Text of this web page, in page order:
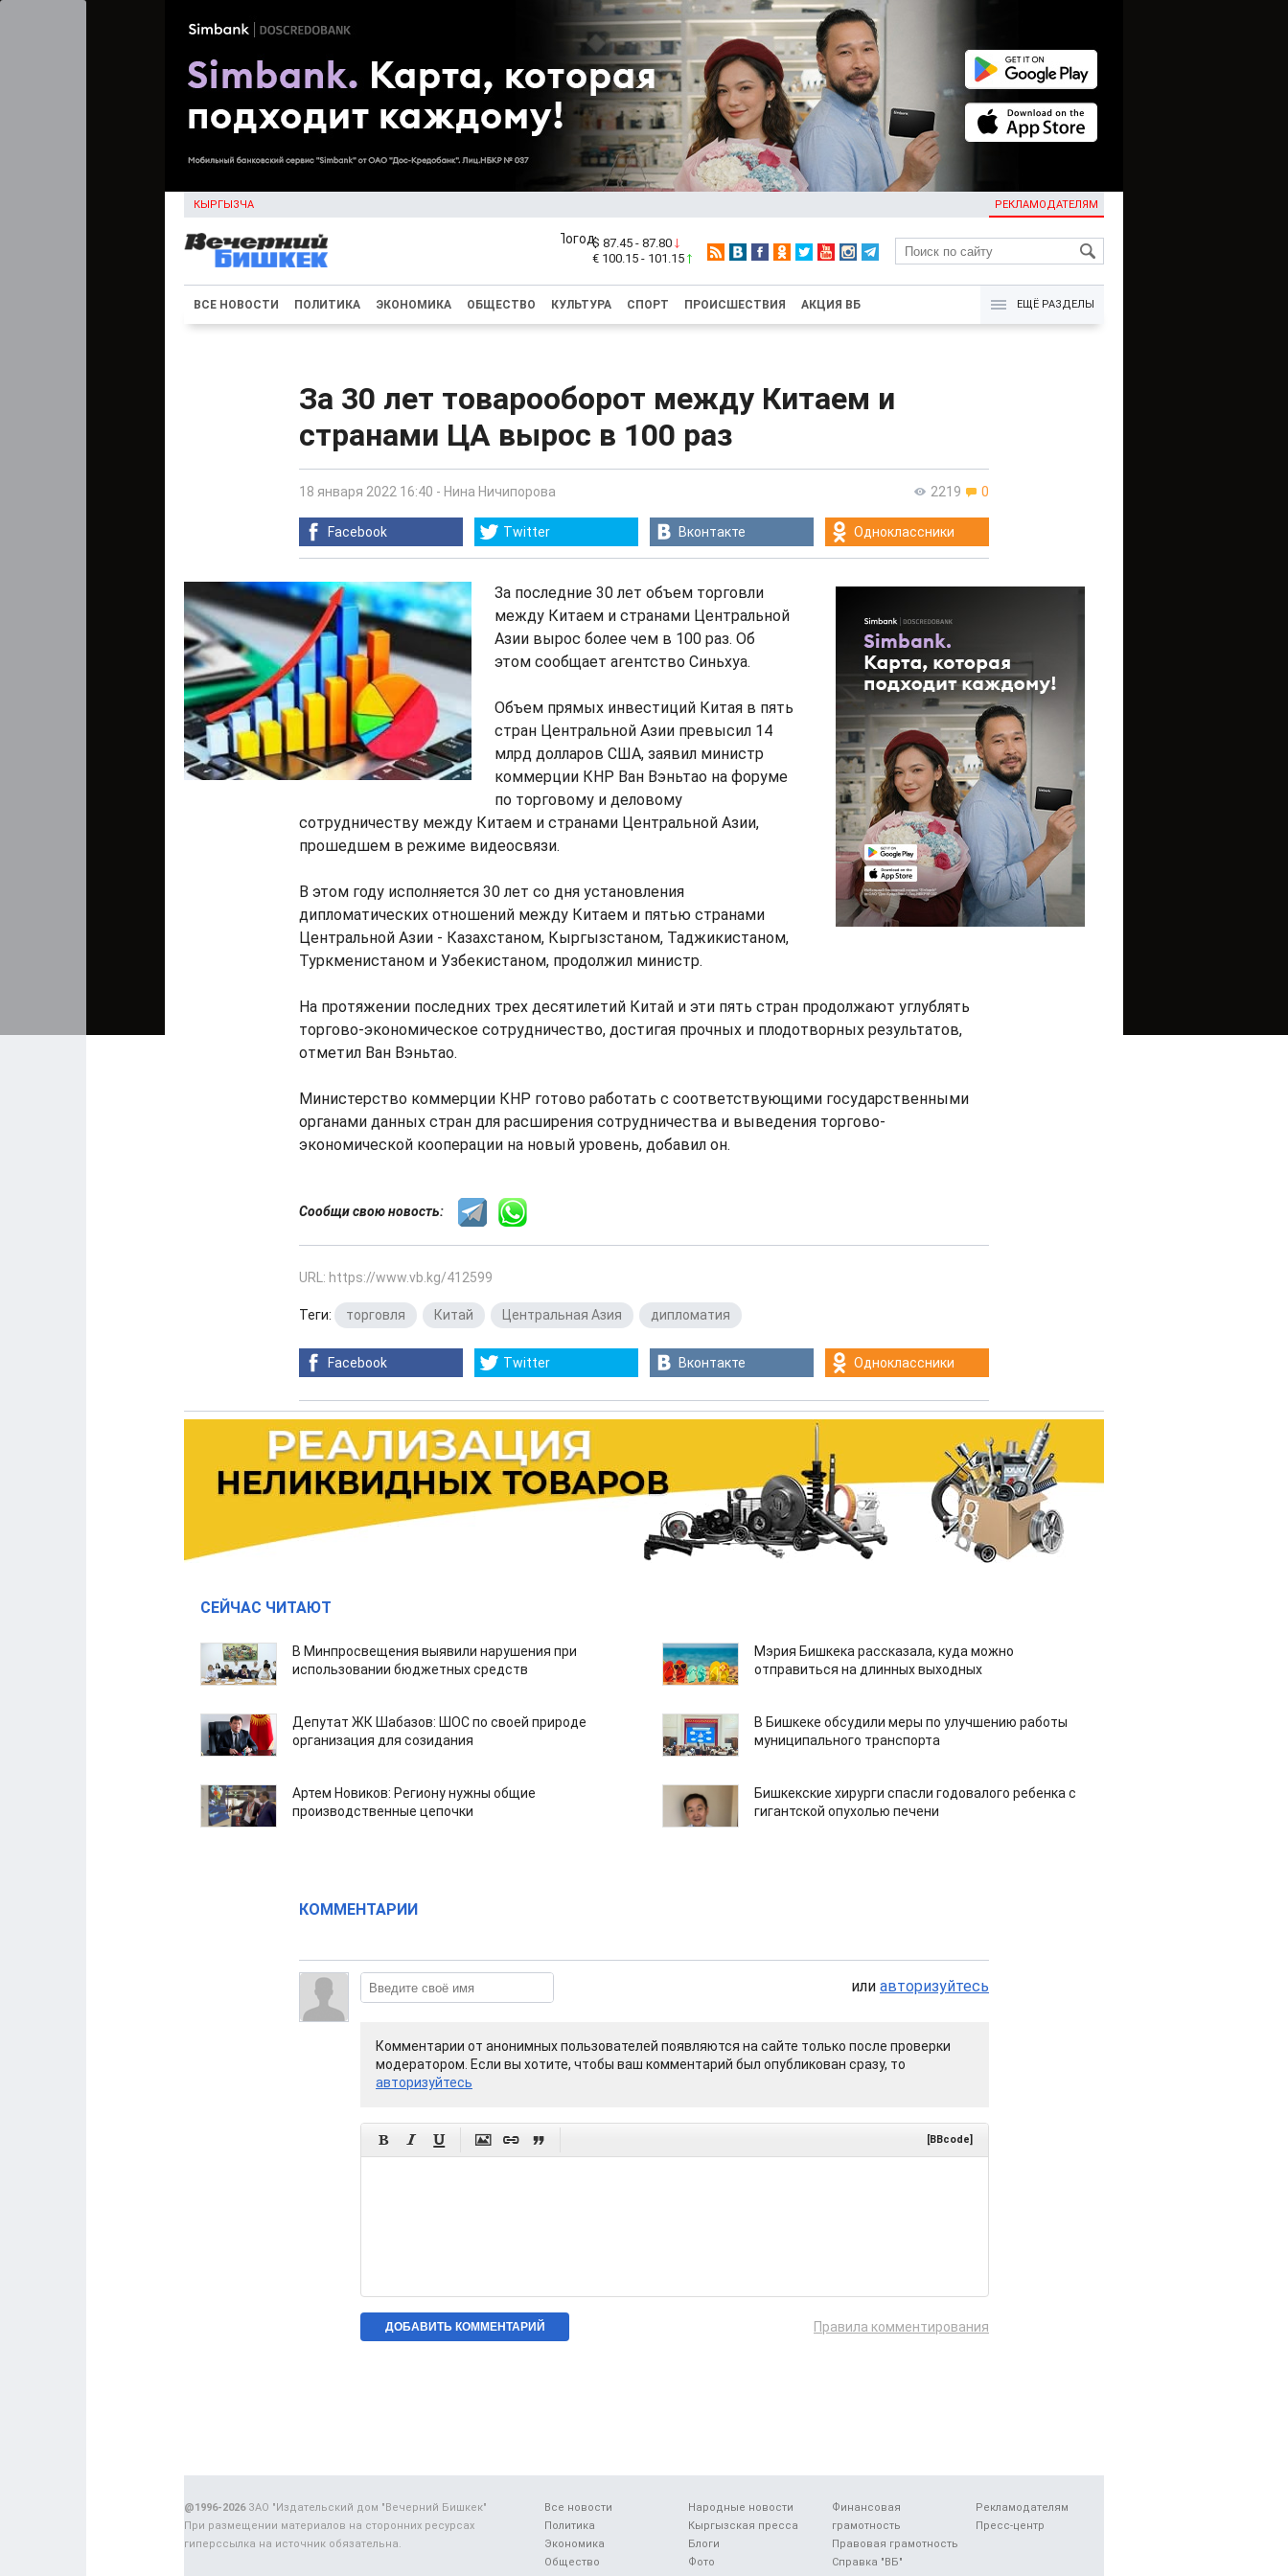
КЫРГЫЗЧА РЕКЛАМОДАТЕЛЯМ
KG
$ 87.45 - 87.80
€ 100.15 - 101.15
ВСЕ НОВОСТИ ПОЛИТИКА ЭКОНОМИКА ОБЩЕСТВО КУЛЬТУРА СПОРТ ПРОИСШЕСТВИЯ АКЦИЯ ВБ ЕЩЁ РАЗДЕЛЫ
За 30 лет товарооборот между Китаем и
странами ЦА вырос в 100 раз
2219 0
18 января 2022 16:40 - Нина Ничипорова
Facebook Twitter Вконтакте Одноклассники
За последние 30 лет объем торговли
между Китаем и странами Центральной
Азии вырос более чем в 100 раз. Об
этом сообщает агентство Синьхуа.
Объем прямых инвестиций Китая в пять
стран Центральной Азии превысил 14
млрд долларов США, заявил министр
коммерции КНР Ван Вэньтао на форуме
по торговому и деловому
сотрудничеству между Китаем и странами Центральной Азии,
прошедшем в режиме видеосвязи.
В этом году исполняется 30 лет со дня установления
дипломатических отношений между Китаем и пятью странами
Центральной Азии - Казахстаном, Кыргызстаном, Таджикистаном,
Туркменистаном и Узбекистаном, продолжил министр.
На протяжении последних трех десятилетий Китай и эти пять стран продолжают углублять
торгово-экономическое сотрудничество, достигая прочных и плодотворных результатов,
отметил Ван Вэньтао.
Министерство коммерции КНР готово работать с соответствующими государственными
органами данных стран для расширения сотрудничества и выведения торгово-
экономической кооперации на новый уровень, добавил он.
Сообщи свою новость:
URL: https://www.vb.kg/412599
Теги: торговля Китай Центральная Азия дипломатия
Facebook Twitter Вконтакте Одноклассники
СЕЙЧАС ЧИТАЮТ
В Минпросвещения выявили нарушения при
использовании бюджетных средств
Мэрия Бишкека рассказала, куда можно
отправиться на длинных выходных
Депутат ЖК Шабазов: ШОС по своей природе
организация для созидания
В Бишкеке обсудили меры по улучшению работы
муниципального транспорта
Артем Новиков: Региону нужны общие
производственные цепочки
Бишкекские хирурги спасли годовалого ребенка с
гигантской опухолью печени
КОММЕНТАРИИ
или авторизуйтесь
Комментарии от анонимных пользователей появляются на сайте только после проверки
модератором. Если вы хотите, чтобы ваш комментарий был опубликован сразу, то
авторизуйтесь
      [BBcode]
Правила комментирования
Все новости
Политика
Экономика
Общество
Народные новости
Кыргызская пресса
Блоги
Фото
Финансовая
грамотность
Правовая грамотность
Справка "ВБ"
Рекламодателям
Пресс-центр
@1996-2026ЗАО "Издательский дом "Вечерний Бишкек"
При размещении материалов на сторонних ресурсах
гиперссылка на источник обязательна.